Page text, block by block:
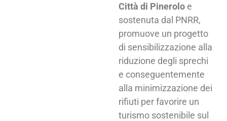
Città di Pinerolo e
sostenuta dal PNRR,
promuove un progetto
di sensibilizzazione alla
riduzione degli sprechi
e conseguentemente
alla minimizzazione dei
rifiuti per favorire un
turismo sostenibile sul